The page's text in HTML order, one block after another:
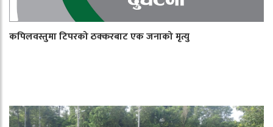
कपिलवस्तुमा टिपरको ठक्करबाट एक जनाको मृत्यु